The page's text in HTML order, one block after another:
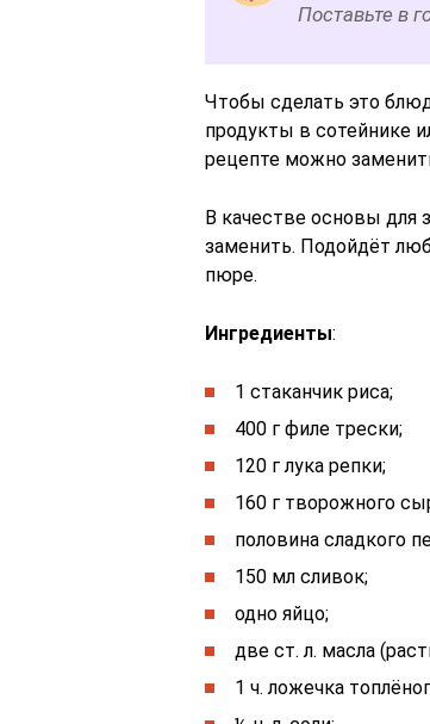
Поставьте в
Чтобы сделать это
продукты в сотейнике
рецепте можно
В качестве основы для
заменить. Подойдёт
пюре.
Ингредиенты:
1 стаканчик риса;
400 г филе трески;
120 г лука репки;
160 г творожного
половина сладкого
150 мл сливок;
одно яйцо;
две ст. л. масла
1 ч. ложечка